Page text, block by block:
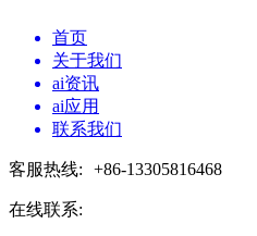
首页
关于我们
ai资讯
ai应用
联系我们
客服热线: +86-13305816468
在线联系: